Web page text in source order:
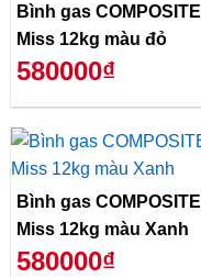
Bình gas COMPOSITE
Miss 12kg màu đỏ
580000₫
Bình gas COMPOSITE
Miss 12kg màu Xanh
580000₫